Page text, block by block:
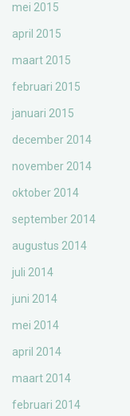
mei 2015
april 2015
maart 2015
februari 2015
januari 2015
december 2014
november 2014
oktober 2014
september 2014
augustus 2014
juli 2014
juni 2014
mei 2014
april 2014
maart 2014
februari 2014